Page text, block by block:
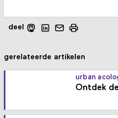
deel
gerelateerde artikelen
urban
Ontdek